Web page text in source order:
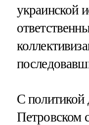
украинской
С политикой
Петровском